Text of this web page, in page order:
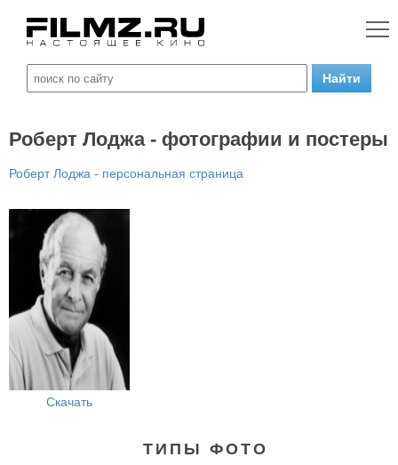
Роберт Лоджа - фотографии и постеры
Роберт Лоджа - персональная страница
Скачать
ТИПЫ ФОТО